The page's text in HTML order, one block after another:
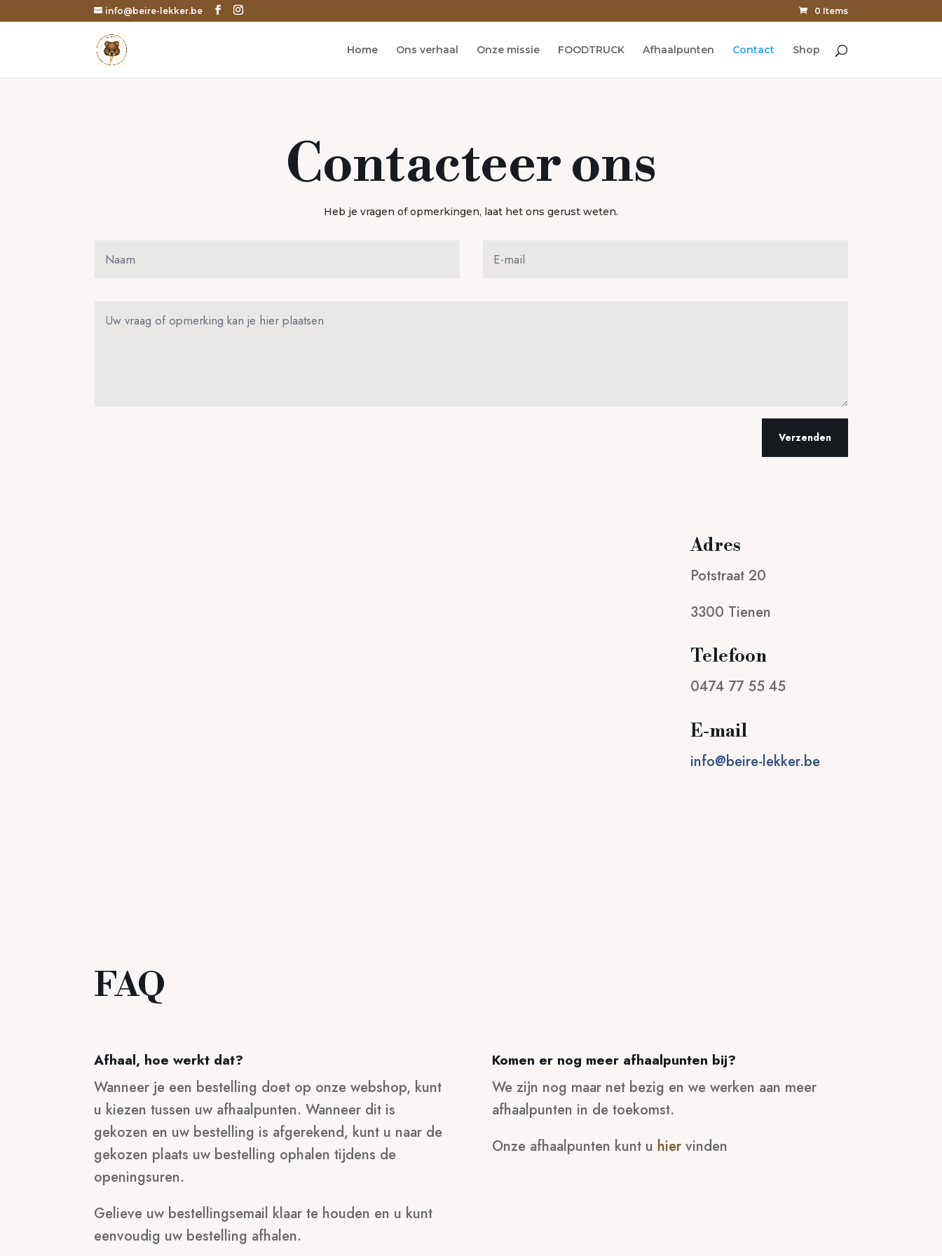
info@beire-lekker.be 0 Items
Home Ons verhaal Onze missie FOODTRUCK Afhaalpunten Contact Shop
Contacteer ons
Heb je vragen of opmerkingen, laat het ons gerust weten.
Verzenden
Adres
Potstraat 20
3300 Tienen
Telefoon
0474 77 55 45
E-mail
info@beire-lekker.be
FAQ
Afhaal, hoe werkt dat?
Wanneer je een bestelling doet op onze webshop, kunt
u kiezen tussen uw afhaalpunten. Wanneer dit is
gekozen en uw bestelling is afgerekend, kunt u naar de
gekozen plaats uw bestelling ophalen tijdens de
openingsuren.
Gelieve uw bestellingsemail klaar te houden en u kunt
eenvoudig uw bestelling afhalen.
Komen er nog meer afhaalpunten bij?
We zijn nog maar net bezig en we werken aan meer
afhaalpunten in de toekomst.
Onze afhaalpunten kunt u hiervinden